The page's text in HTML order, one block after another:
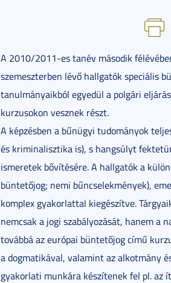
A 2010/2011-es tanév második
szemeszterben lévő hallgatók speciális
tanulmányaikból egyedül a polgári
kurzusokon vesznek részt.
A képzésben a bűnügyi tudományok
és kriminalisztika is), s hangsúlyt
ismeretek bővítésére. A hallgatók a
büntetőjog; nemi bűncselekmények),
komplex gyakorlattal kiegészítve.
nemcsak a jogi szabályozását, hanem a
továbbá az európai büntetőjog című
a dogmatikával, valamint az alkotmány
gyakorlati munkára készítenek fel pl. az